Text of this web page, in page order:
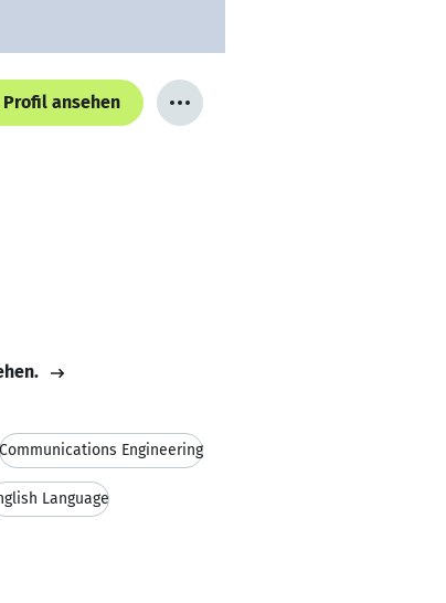
Profil ansehen
Communications Engineering
Language